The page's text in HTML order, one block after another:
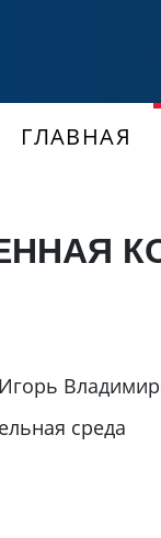
ГЛАВНАЯ
среда